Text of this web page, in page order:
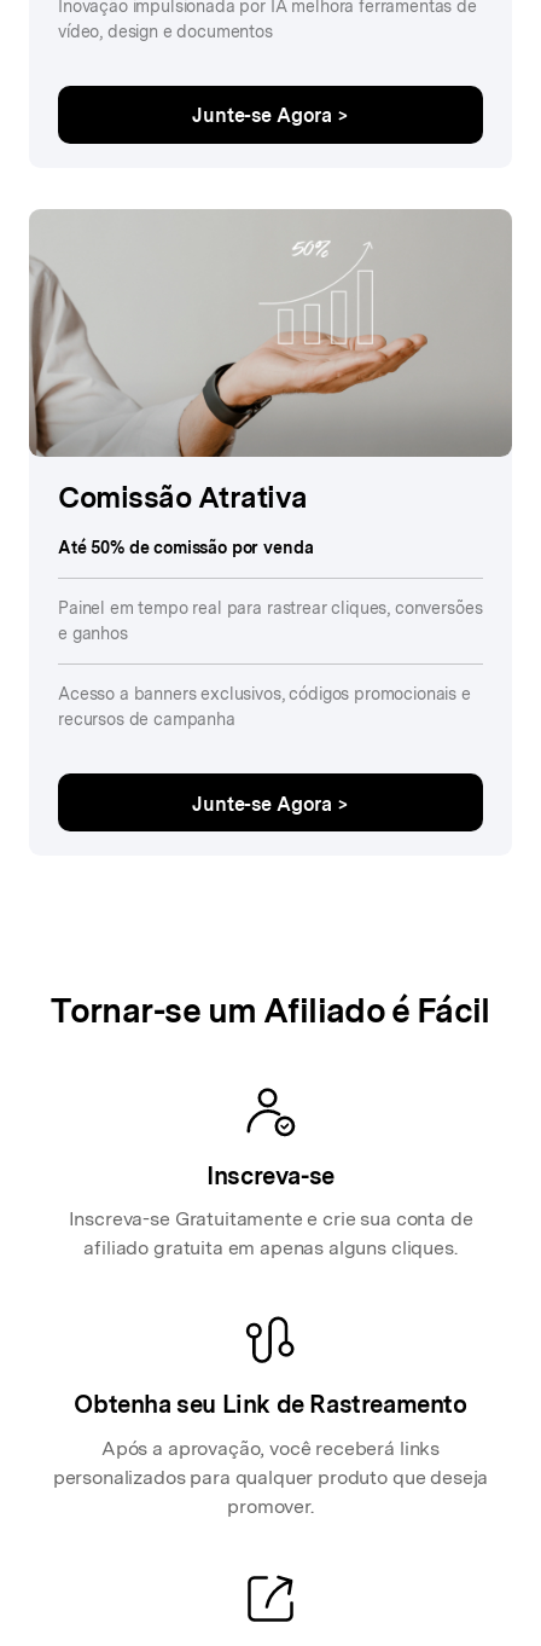
Inovação impulsionada por IA melhora ferramentas de
vídeo, design e documentos
Junte-se Agora >
Comissão Atrativa
Até 50% de comissão por venda
Painel em tempo real para rastrear cliques, conversões
e ganhos
Acesso a banners exclusivos, códigos promocionais e
recursos de campanha
Junte-se Agora >
Tornar-se um Afiliado é Fácil
Inscreva-se
Inscreva-se Gratuitamente e crie sua conta de
afiliado gratuita em apenas alguns cliques.
Obtenha seu Link de Rastreamento
Após a aprovação, você receberá links
personalizados para qualquer produto que deseja
promover.